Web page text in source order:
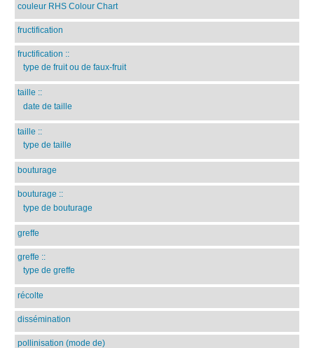
couleur RHS Colour Chart
fructification
fructification ::
type de fruit ou de faux-fruit
taille ::
date de taille
taille ::
type de taille
bouturage
bouturage ::
type de bouturage
greffe
greffe ::
type de greffe
récolte
dissémination
pollinisation (mode de)